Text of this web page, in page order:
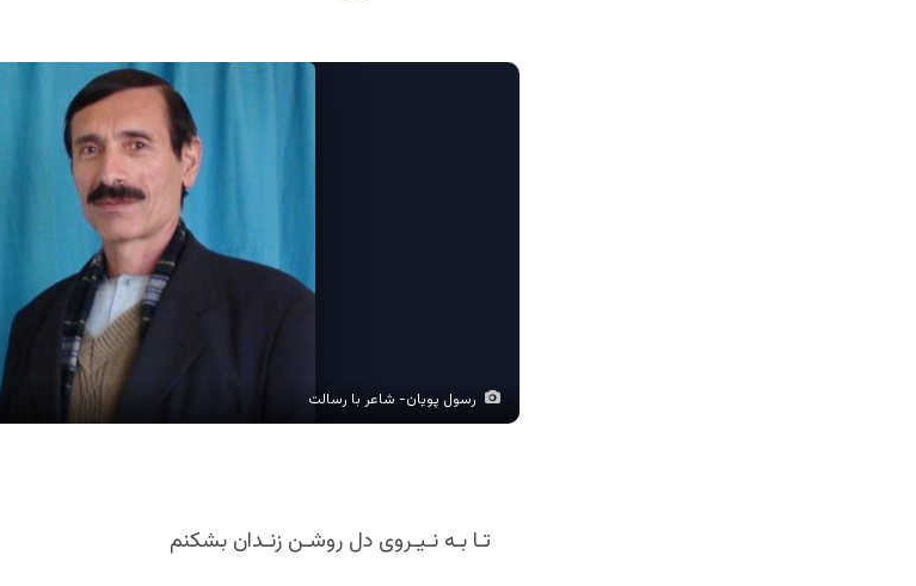
رسول پویان- شاعر با رسالت
تـا بـه نـیـروی دل روشـن زنـدان بشکنم